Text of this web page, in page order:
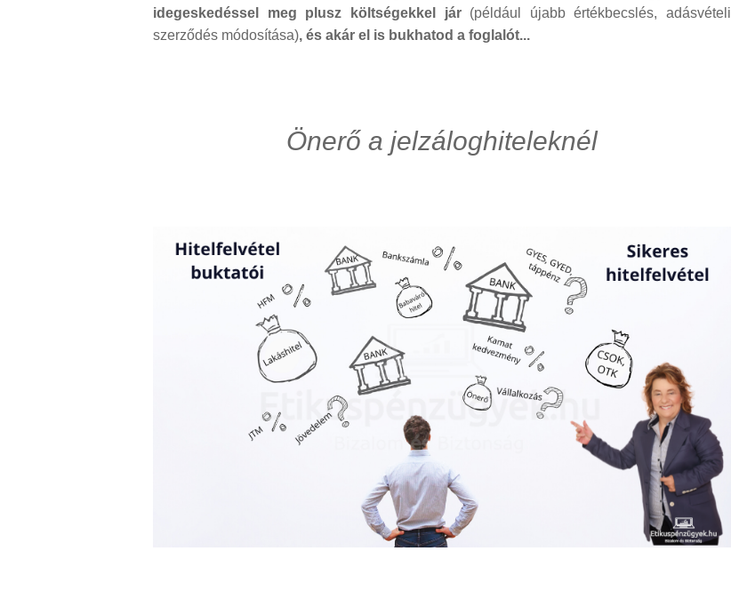
idegeskedéssel meg plusz költségekkel jár(például újabb értékbecslés, adásvételi
szerződés módosítása), és akár el is bukhatod a foglalót...
Önerő a jelzáloghiteleknél